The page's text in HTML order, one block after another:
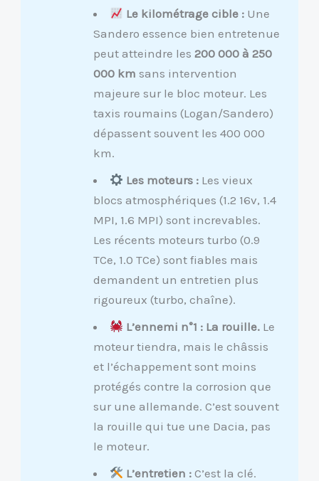
Le kilométrage cible : Une
Sandero essence bien entretenue
peut atteindre les 200 000 à 250
000 km sans intervention
majeure sur le bloc moteur. Les
taxis roumains (Logan/Sandero)
dépassent souvent les 400 000
km.
Les moteurs : Les vieux
blocs atmosphériques (1.2 16v, 1.4
MPI, 1.6 MPI) sont increvables.
Les récents moteurs turbo (0.9
TCe, 1.0 TCe) sont fiables mais
demandent un entretien plus
rigoureux (turbo, chaîne).
L’ennemi n°1 : La rouille. Le
moteur tiendra, mais le châssis
et l’échappement sont moins
protégés contre la corrosion que
sur une allemande. C’est souvent
la rouille qui tue une Dacia, pas
le moteur.
L’entretien : C’est la clé.